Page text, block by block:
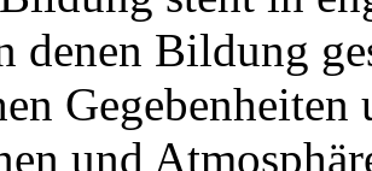
denen Bildung
und